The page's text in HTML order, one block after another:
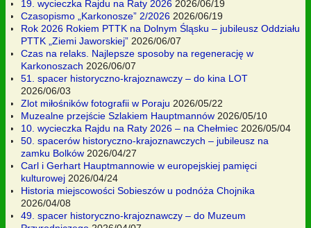
19. wycieczka Rajdu na Raty 2026 2026/06/19
Czasopismo „Karkonosze” 2/2026 2026/06/19
Rok 2026 Rokiem PTTK na Dolnym Śląsku – jubileusz Oddziału
PTTK „Ziemi Jaworskiej” 2026/06/07
Czas na relaks. Najlepsze sposoby na regenerację w
Karkonoszach 2026/06/07
51. spacer historyczno-krajoznawczy – do kina LOT
2026/06/03
Zlot miłośników fotografii w Poraju 2026/05/22
Muzealne przejście Szlakiem Hauptmannów 2026/05/10
10. wycieczka Rajdu na Raty 2026 – na Chełmiec 2026/05/04
50. spacerów historyczno-krajoznawczych – jubileusz na
zamku Bolków 2026/04/27
Carl i Gerhart Hauptmannowie w europejskiej pamięci
kulturowej 2026/04/24
Historia miejscowości Sobieszów u podnóża Chojnika
2026/04/08
49. spacer historyczno-krajoznawczy – do Muzeum